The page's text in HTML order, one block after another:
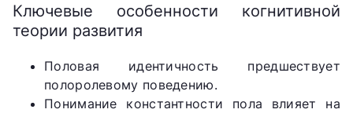
Ключевые особенности когнитивной
теории развития
Половая идентичность предшествует
полоролевому поведению.
Понимание константности пола влияет на